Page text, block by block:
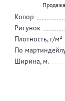
Колор
Рисунок
Плотность, г/м²
По
Ширина, м.